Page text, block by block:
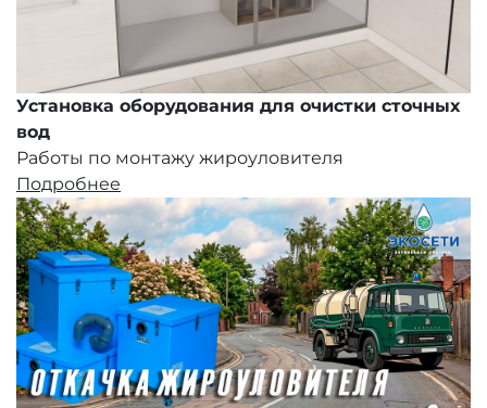
Установка оборудования для очистки сточных
вод
Работы по монтажу жироуловителя
Подробнее